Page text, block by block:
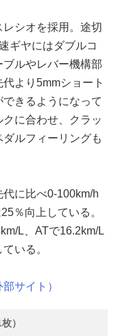
シオを採用。途切
ギヤにはダブルコ
ルやレバー機構部
より5mmショート
きるようになって
に合わせ、クラッ
ルフィーリングも
に比べ0-100km/h
％向上している。
L、ATで16.2km/L
いる。
サイト）
）